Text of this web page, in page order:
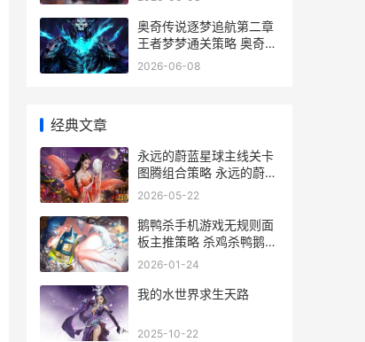
奥奇传说逐梦追航第二章
王者梦梦通关策略 奥奇传
说逐兔秋月末炎
2026-06-08
经典文章
永远的蔚蓝星球主线关卡
图腾组合策略 永远的蔚蓝
星球手游官网
2026-05-22
鹅鸭杀手机游戏无规则面
板主推策略 杀鸡杀鸭鹅神
器视频
2026-01-24
我的水世界求生天路
2025-10-22